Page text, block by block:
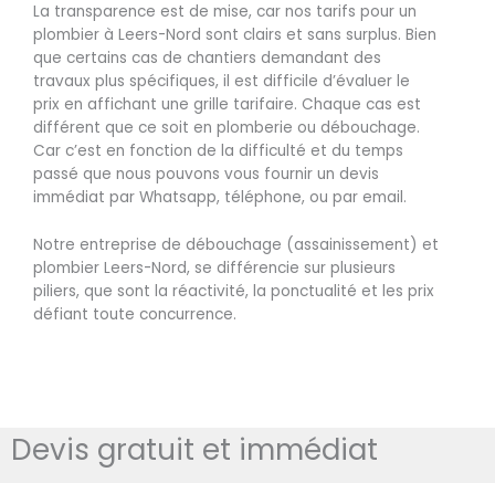
La transparence est de mise, car nos tarifs pour un
plombier à Leers-Nord sont clairs et sans surplus. Bien
que certains cas de chantiers demandant des
travaux plus spécifiques, il est difficile d’évaluer le
prix en affichant une grille tarifaire. Chaque cas est
différent que ce soit en plomberie ou débouchage.
Car c’est en fonction de la difficulté et du temps
passé que nous pouvons vous fournir un devis
immédiat par Whatsapp, téléphone, ou par email.
Notre entreprise de débouchage (assainissement) et
plombier Leers-Nord, se différencie sur plusieurs
piliers, que sont la réactivité, la ponctualité et les prix
défiant toute concurrence.
Devis gratuit et immédiat